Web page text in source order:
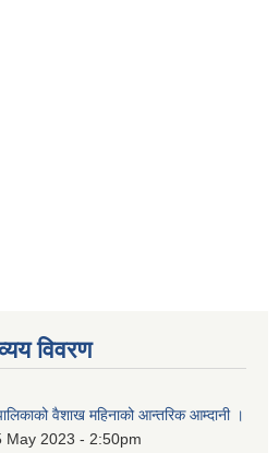
विवरण
वैशाख महिनाको आन्तरिक आम्दानी ।
May 2023 - 2:50pm